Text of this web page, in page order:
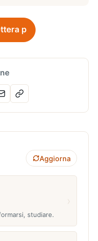
p
Aggiorna
studiare.